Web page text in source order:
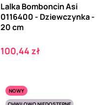
Lalka Bomboncin Asi
0116400 - Dziewczynka -
20 cm
Cena
100,44 zł
NOWY